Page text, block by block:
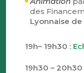
des
Lyonnaise
19h– 19h30 :
19h30 – 20h30